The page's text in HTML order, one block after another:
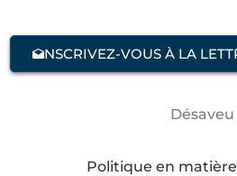
NSCRIVEZ-VOUS À LA
Désaveu
Politique en